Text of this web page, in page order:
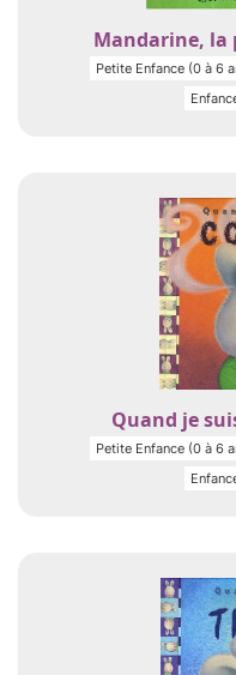
Mandarine, la
Petite Enfance (0 à 6
Quand je
Petite Enfance (0 à 6